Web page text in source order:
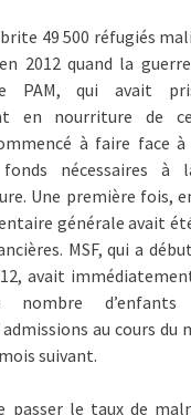
49 500 réfugiés
2012 quand la
PAM, qui avait
en nourriture de
à faire face
nécessaires à
Une première fois,
générale avait
MSF, qui a
avait
nombre
au cours du
suivant.
passer le taux de